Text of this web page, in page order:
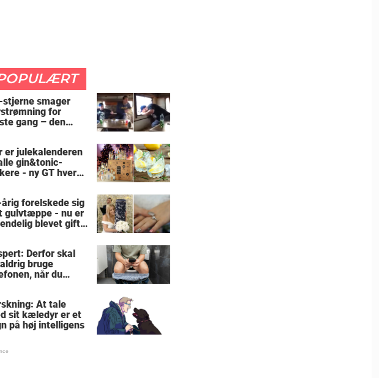
stjerne smager
for
gang – den
af grin
er julekalenderen
gin&tonic-
- ny GT hver
forelskede sig
gulvtæppe - nu er
blevet gift:
Derfor skal
bruge
når du
At tale
sit kæledyr er et
på høj intelligens